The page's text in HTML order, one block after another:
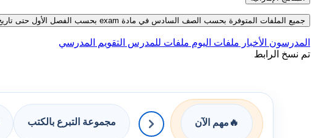
جميع الملفات المتوفرة بحسب الصف السادس في مادة exam بحسب الفصل الأول حتى تاريخ 06-08-2026
المدرسون الأخبار ملفات اليوم ملفات للمدرس التقويم المدرسي
تم نسخ الرابط
🔥 مهم الآن مجموعة التبرع بالكتب